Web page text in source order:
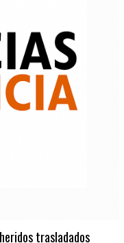
trasladados